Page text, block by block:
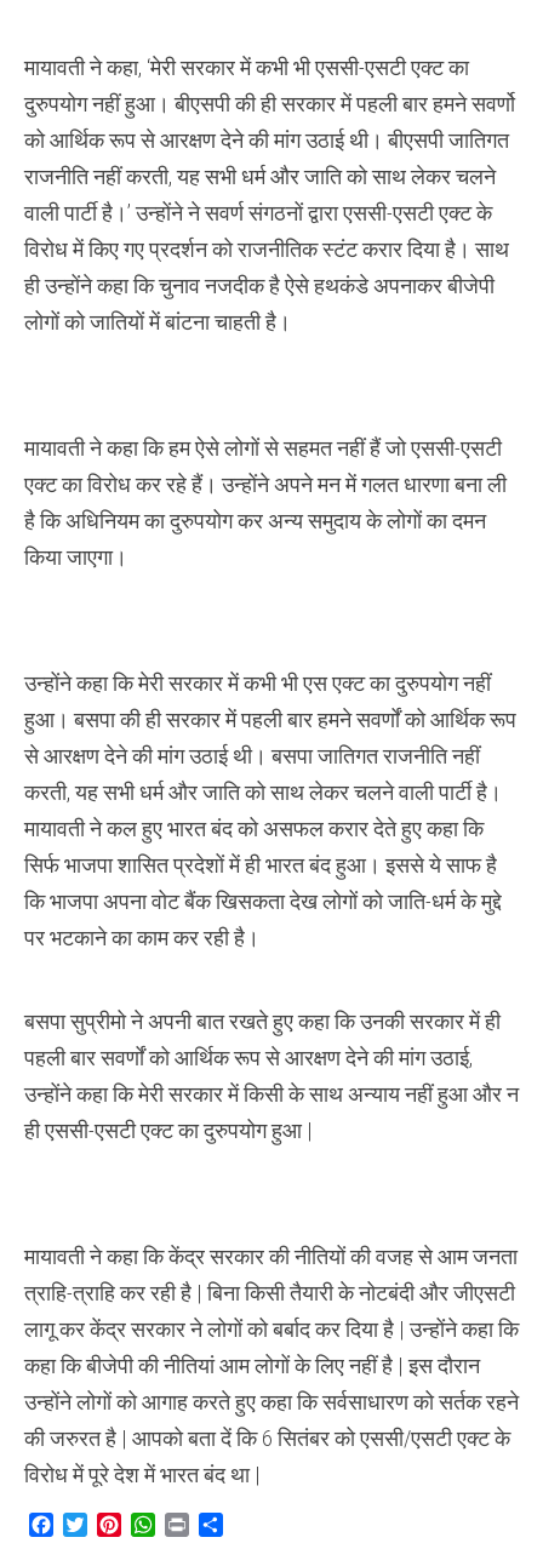
मायावती ने कहा, ‘मेरी सरकार में कभी भी एससी-एसटी एक्ट का
दुरुपयोग नहीं हुआ। बीएसपी की ही सरकार में पहली बार हमने सवर्णो
को आर्थिक रूप से आरक्षण देने की मांग उठाई थी। बीएसपी जातिगत
राजनीति नहीं करती, यह सभी धर्म और जाति को साथ लेकर चलने
वाली पार्टी है।’ उन्होंने ने सवर्ण संगठनों द्वारा एससी-एसटी एक्ट के
विरोध में किए गए प्रदर्शन को राजनीतिक स्टंट करार दिया है। साथ
ही उन्होंने कहा कि चुनाव नजदीक है ऐसे हथकंडे अपनाकर बीजेपी
लोगों को जातियों में बांटना चाहती है।
मायावती ने कहा कि हम ऐसे लोगों से सहमत नहीं हैं जो एससी-एसटी
एक्ट का विरोध कर रहे हैं। उन्होंने अपने मन में गलत धारणा बना ली
है कि अधिनियम का दुरुपयोग कर अन्य समुदाय के लोगों का दमन
किया जाएगा।
उन्होंने कहा कि मेरी सरकार में कभी भी एस एक्ट का दुरुपयोग नहीं
हुआ। बसपा की ही सरकार में पहली बार हमने सवर्णों को आर्थिक रूप
से आरक्षण देने की मांग उठाई थी। बसपा जातिगत राजनीति नहीं
करती, यह सभी धर्म और जाति को साथ लेकर चलने वाली पार्टी है।
मायावती ने कल हुए भारत बंद को असफल करार देते हुए कहा कि
सिर्फ भाजपा शासित प्रदेशों में ही भारत बंद हुआ। इससे ये साफ है
कि भाजपा अपना वोट बैंक खिसकता देख लोगों को जाति-धर्म के मुद्दे
पर भटकाने का काम कर रही है।
बसपा सुप्रीमो ने अपनी बात रखते हुए कहा कि उनकी सरकार में ही
पहली बार सवर्णों को आर्थिक रूप से आरक्षण देने की मांग उठाई,
उन्होंने कहा कि मेरी सरकार में किसी के साथ अन्याय नहीं हुआ और न
ही एससी-एसटी एक्ट का दुरुपयोग हुआ |
मायावती ने कहा कि केंद्र सरकार की नीतियों की वजह से आम जनता
त्राहि-त्राहि कर रही है | बिना किसी तैयारी के नोटबंदी और जीएसटी
लागू कर केंद्र सरकार ने लोगों को बर्बाद कर दिया है | उन्होंने कहा कि
कहा कि बीजेपी की नीतियां आम लोगों के लिए नहीं है | इस दौरान
उन्होंने लोगों को आगाह करते हुए कहा कि सर्वसाधारण को सर्तक रहने
की जरुरत है | आपको बता दें कि 6 सितंबर को एससी/एसटी एक्ट के
विरोध में पूरे देश में भारत बंद था |
Facebook
TwitterPinterestWhatsApp
Print